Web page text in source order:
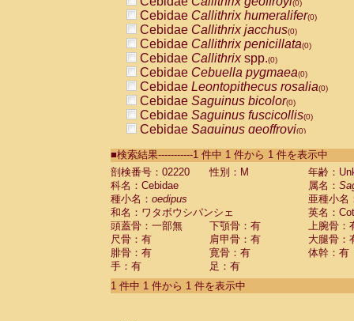
(0)
Cebidae Callithrix humeralifer(0)
Cebidae Callithrix jacchus(0)
Cebidae Callithrix penicillata(0)
Cebidae Callithrixspp.(0)
Cebidae Cebuella pygmaea(0)
Cebidae Leontopithecus rosalia(0)
Cebidae Saguinus bicolor(0)
Cebidae Saguinus fuscicollis(0)
Cebidae Saguinus geoffroyi(0)
CebidaeSaguinus labiatus(0)
Cebidae Saguinus leucopus (0)
Cebidae
Cebidae
CebidaeSaguinus nigricollis (0)
Cebidae Saguinus oedipus
Cebidae Saguinus weddelli
Cebidae Saguinusspp.
Cebidae Aotus trivirgatus
Cebidae Cebus albifrons
■検索結果-----------1 件中 1 件から 1 件を表示中
剖検番号：02220
性別：M
年齢：
科名：Cebidae
属名：
種小名： oedipus
亜種小名
和名：ワタボウシパンシェ
英名：
頭蓋骨：一部無
下顎骨：有
上腕骨：
尺骨：有
肩甲骨：有
大腿骨：
腓骨：有
寛骨：有
体幹：有
手：有
足：有
1 件中 1 件から 1 件を表示中